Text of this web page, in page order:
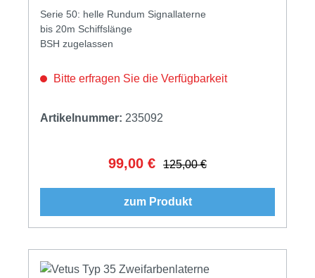
Serie 50: helle Rundum Signallaterne
bis 20m Schiffslänge
BSH zugelassen
Bitte erfragen Sie die Verfügbarkeit
Artikelnummer: 235092
Verkaufspreis:
99,00 € Regulärer Preis:
125,00 €
zum Produkt